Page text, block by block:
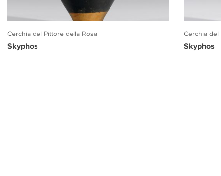
Cerchia del Pittore della Rosa
Skyphos
Cerchia del
Skyphos